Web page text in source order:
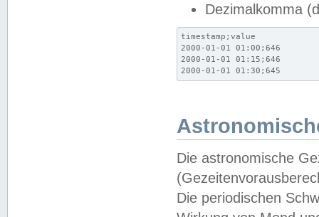
Dezimalkomma
timestamp;value
2000-01-01 01:00;646
2000-01-01 01:15;646
2000-01-01 01:30;645
Die astronomische
Die periodischen